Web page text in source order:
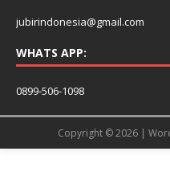
jubirindonesia@gmail.com
WHATS APP:
0899-506-1098
Copyright © 2026 |